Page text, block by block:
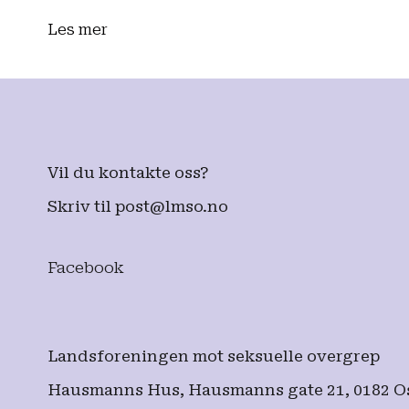
Les mer
Vil du kontakte oss?
Skriv til post@lmso.no
Facebook
Landsforeningen mot seksuelle overgrep
Hausmanns Hus, Hausmanns gate 21, 0182